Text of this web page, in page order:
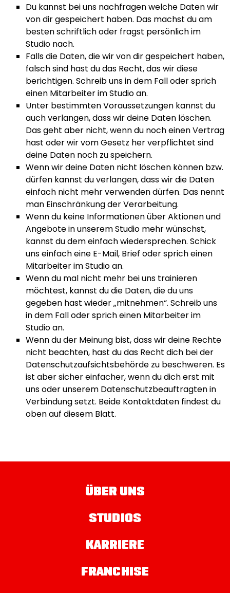
Du kannst bei uns nachfragen welche Daten wir
von dir gespeichert haben. Das machst du am
besten schriftlich oder fragst persönlich im
Studio nach.
Falls die Daten, die wir von dir gespeichert haben,
falsch sind hast du das Recht, das wir diese
berichtigen. Schreib uns in dem Fall oder sprich
einen Mitarbeiter im Studio an.
Unter bestimmten Voraussetzungen kannst du
auch verlangen, dass wir deine Daten löschen.
Das geht aber nicht, wenn du noch einen Vertrag
hast oder wir vom Gesetz her verpflichtet sind
deine Daten noch zu speichern.
Wenn wir deine Daten nicht löschen können bzw.
dürfen kannst du verlangen, dass wir die Daten
einfach nicht mehr verwenden dürfen. Das nennt
man Einschränkung der Verarbeitung.
Wenn du keine Informationen über Aktionen und
Angebote in unserem Studio mehr wünschst,
kannst du dem einfach wiedersprechen. Schick
uns einfach eine E-Mail, Brief oder sprich einen
Mitarbeiter im Studio an.
Wenn du mal nicht mehr bei uns trainieren
möchtest, kannst du die Daten, die du uns
gegeben hast wieder „mitnehmen“. Schreib uns
in dem Fall oder sprich einen Mitarbeiter im
Studio an.
Wenn du der Meinung bist, dass wir deine Rechte
nicht beachten, hast du das Recht dich bei der
Datenschutzaufsichtsbehörde zu beschweren. Es
ist aber sicher einfacher, wenn du dich erst mit
uns oder unserem Datenschutzbeauftragten in
Verbindung setzt. Beide Kontaktdaten findest du
oben auf diesem Blatt.
ÜBER UNS
STUDIOS
KARRIERE
FRANCHISE